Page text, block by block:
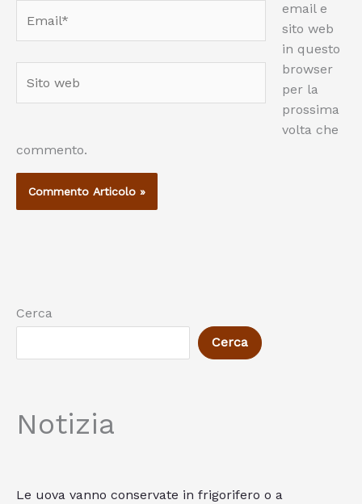
web
email e
sito web
in questo
browser
per la
prossima
volta che
commento.
Cerca
Cerca
Notizia
Le uova vanno conservate in frigorifero o a